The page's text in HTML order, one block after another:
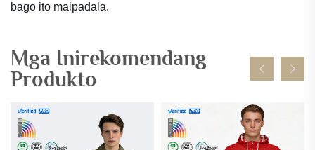
bago ito maipadala.
Mga Inirekomendang
Produkto